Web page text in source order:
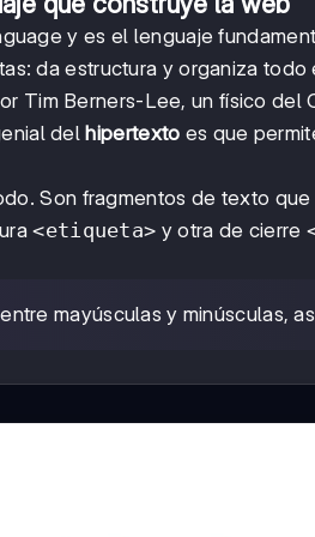
y es el lenguaje
da estructura y organiza
Tim Berners-Lee, un físico del
del hipertexto es que
Son fragmentos de texto
<etiqueta> y otra de cierre
mayúsculas y minúsculas,